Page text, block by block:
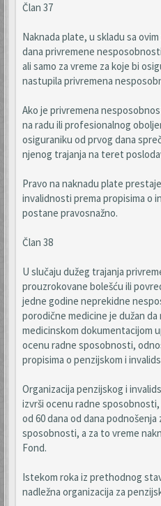
Član 37
Naknada plate, u skladu sa
dana privremene
ali samo za vreme za koje bi
nastupila privremena
Ako je privremena
na radu ili profesionalnog
osiguraniku od prvog dana
njenog trajanja na teret
Pravo na naknadu plate
invalidnosti prema propisima o
postane pravosnažno.
Član 38
U slučaju dužeg trajanja
prouzrokovane bolešću ili
jedne godine neprekidne
porodične medicine je dužan
medicinskom dokumentacijom
ocenu radne sposobnosti,
propisima o penzijskom i
Organizacija penzijskog i
izvrši ocenu radne
od 60 dana od dana
sposobnosti, a za to vreme
Fond.
Istekom roka iz prethodnog
nadležna organizacija za